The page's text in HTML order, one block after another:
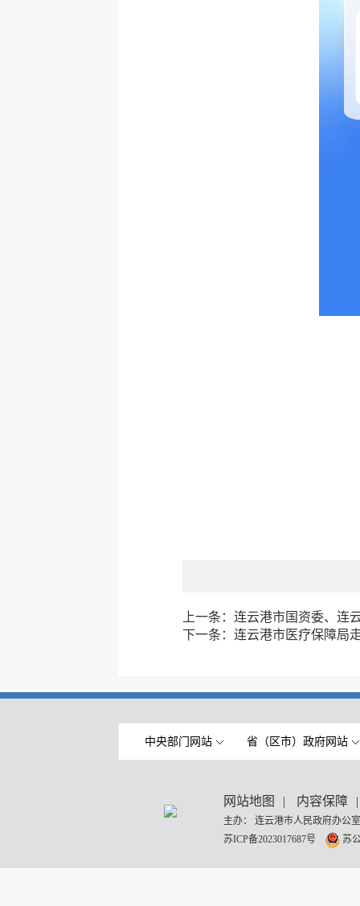
上一条： 连云港市国资委、连
下一条： 连云港市医疗保障局
中央部门网站 省（区市）政府网站
网站地图 | 内容保障 |
主办： 连云港市人民政府办
苏ICP备2023017687号
苏